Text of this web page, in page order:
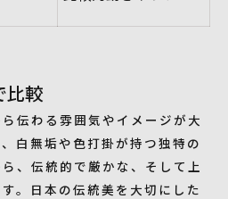
比較
伝わる雰囲気やイメージが大
白無垢や色打掛が持つ独特の
、伝統的で厳かな、そして上
。日本の伝統美を大切にした